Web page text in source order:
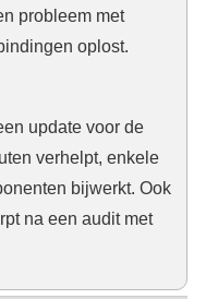
probleem met
oplost.
update voor de
verhelpt, enkele
bijwerkt. Ook
na een audit met